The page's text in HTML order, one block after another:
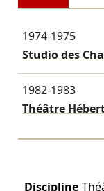
1974-1975
Studio des
1982-1983
Théâtre
Discipline